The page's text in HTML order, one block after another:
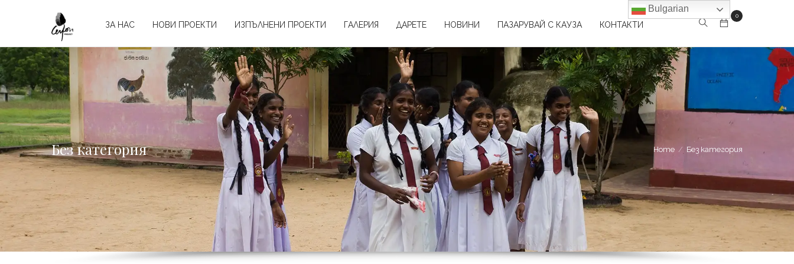
0
ЗА НАС НОВИ ПРОЕКТИ ИЗПЪЛНЕНИ ПРОЕКТИ ГАЛЕРИЯ ДАРЕТЕ НОВИНИ ПАЗАРУВАЙ С КАУЗА КОНТАКТИ
Без категория Home Без категория
Bulgarian